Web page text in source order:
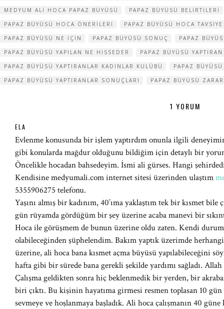
MEDYUM ALI HOCA PAPAZ BÜYÜSÜ
PAPAZ BÜYÜSÜ BELIRTILERI
PAPAZ BÜYÜSÜ HOCA ÖNERILERI
PAPAZ BÜYÜSÜ HOCA TAVSIYE
PAPAZ BÜYÜSÜ NE IÇIN
PAPAZ BÜYÜSÜ SONUÇ
PAPAZ
PAPAZ BÜYÜSÜ YAPILAN NE HISSEDER
PAPAZ BÜYÜSÜ
PAPAZ BÜYÜSÜ YAPTIRANLAR KADINLAR KULÜBÜ
PAPAZ
PAPAZ BÜYÜSÜ YAPTIRANLAR SONUÇLARI
PAPAZ BÜYÜSÜ
1 YORUM
ELA
Evlenme konusunda bir işlem yaptırdım onunla ilgili
gibi konularda mağdur olduğunu bildiğim için detaylı bir
Öncelikle hocadan bahsedeyim. İsmi ali gürses. Hangi
Kendisine medyumali.com internet sitesi üzerinden ulaştım
5355906275 telefonu.
Yaşını almış bir kadınım, 40’ıma yaklaştım tek bir kısmet
gün rüyamda gördüğüm bir şey üzerine acaba manevi bir
Hoca ile görüşmem de bunun üzerine oldu zaten. Kendi
olabileceğinden şüphelendim. Bakım yaptık üzerimde
üzerine, ali hoca bana kısmet açma büyüsü yapılabileceğini
hafta gibi bir sürede bana gerekli şekilde yardımı sağladı.
Çalışma geldikten sonra hiç beklenmedik bir yerden, bir
biri çıktı. Bu kişinin hayatıma girmesi resmen toplasan 10
sevmeye ve hoşlanmaya başladık. Ali hoca çalışmanın 40